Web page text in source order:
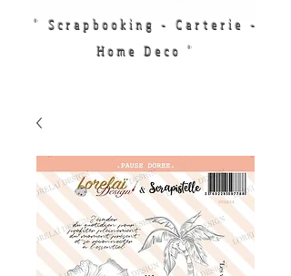
" Scrapbooking - Carterie -
Home Deco "